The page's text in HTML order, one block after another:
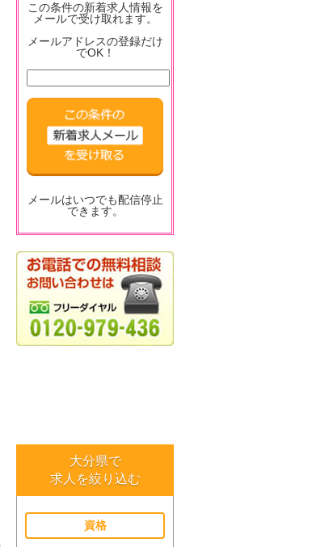
この条件の新着求人情報を
メールで受け取れます。
メールアドレスの登録だけ
でOK！
メールはいつでも配信停止
できます。
大分県で
求人を絞り込む
資格